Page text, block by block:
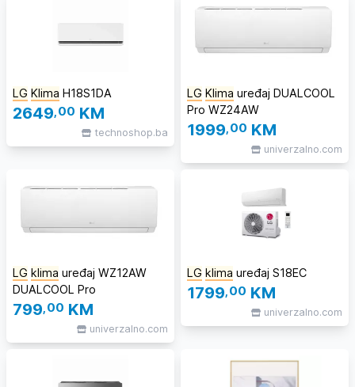
LG Klima H18S1DA
2649,00 KM
technoshop.ba
LG Klima uređaj DUALCOOL
Pro WZ24AW
1999,00 KM
univerzalno.com
LG klima uređaj WZ12AW
DUALCOOL Pro
799,00 KM
univerzalno.com
LG klima uređaj S18EC
1799,00 KM
univerzalno.com